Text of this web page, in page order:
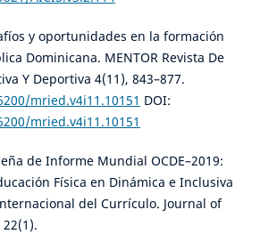
y oportunidades en la formación
Dominicana. MENTOR Revista De
Y Deportiva 4(11), 843–877.
mried.v4i11.10151 DOI:
mried.v4i11.10151
de Informe Mundial OCDE–2019:
Física en Dinámica e Inclusiva
del Currículo. Journal of